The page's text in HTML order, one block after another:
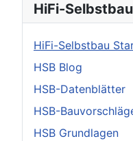
HiFi-Selbstbau
HiFi-Selbstbau
HSB Blog
HSB-Datenblätter
HSB-
HSB Grundlagen